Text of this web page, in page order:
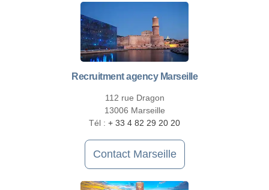
Recruitment agency Marseille
112 rue Dragon
13006 Marseille
Tél : + 33 4 82 29 20 20
Contact Marseille